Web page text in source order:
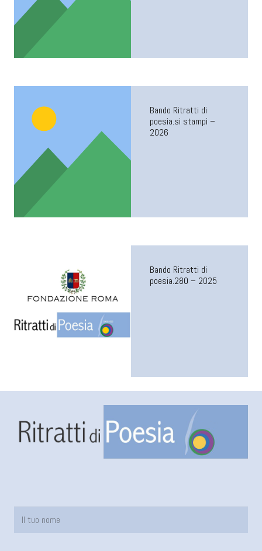
Bando Ritratti di
poesia.si stampi –
2026
Bando Ritratti di
poesia.280 – 2025